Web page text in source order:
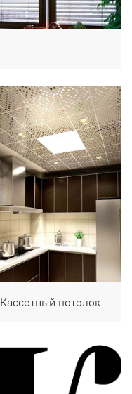
Кассетный потолок